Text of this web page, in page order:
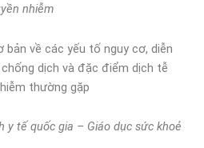
nhiễm
về các yếu tố nguy cơ, diễn
dịch và đặc điểm dịch tễ
thường gặp
y tế quốc gia – Giáo dục sức khoẻ